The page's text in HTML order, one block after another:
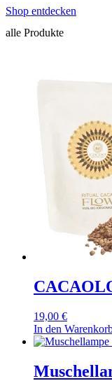
Shop entdecken
alle Produkte
19,00 €
In den